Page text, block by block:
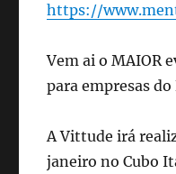
https://
Vem ai o MAIOR
para empresas do
A Vittude irá
janeiro no Cubo